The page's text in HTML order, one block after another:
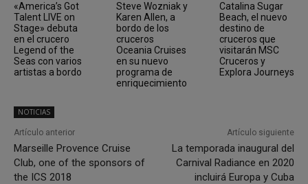
«America’s Got
Talent LIVE on
Stage» debuta
en el crucero
Legend of the
Seas con varios
artistas a bordo
Steve Wozniak y
Karen Allen, a
bordo de los
cruceros
Oceania Cruises
en su nuevo
programa de
enriquecimiento
Catalina Sugar
Beach, el nuevo
destino de
cruceros que
visitarán MSC
Cruceros y
Explora Journeys
NOTICIAS
Artículo anterior
Marseille Provence Cruise
Club, one of the sponsors of
the ICS 2018
Artículo siguiente
La temporada inaugural del
Carnival Radiance en 2020
incluirá Europa y Cuba